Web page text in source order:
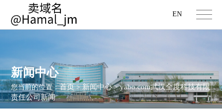
EN
新闻中心
您当前的位置：首页>新闻中心>yabo.com武汉全度科技有限
责任公司新闻